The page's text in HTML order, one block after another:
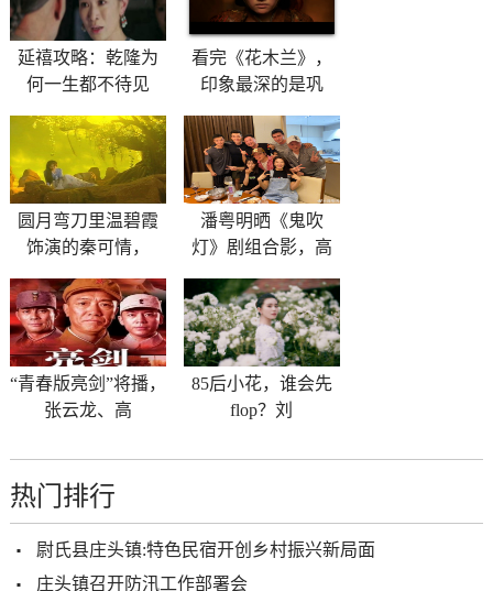
延禧攻略：乾隆为
何一生都不待见
看完《花木兰》，
印象最深的是巩
圆月弯刀里温碧霞
饰演的秦可情，
潘粤明晒《鬼吹
灯》剧组合影，高
“青春版亮剑”将播，
张云龙、高
85后小花，谁会先
flop？刘
热门排行
尉氏县庄头镇:特色民宿开创乡村振兴新局面
庄头镇召开防汛工作部署会